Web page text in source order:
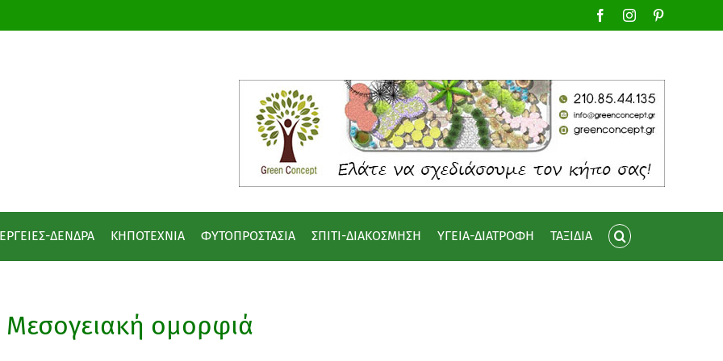
FacebookInstagram
ΔΕΝΔΡΑ ΚΗΠΟΤΕΧΝΙΑ ΦΥΤΟΠΡΟΣΤΑΣΙΑ ΣΠΙΤΙ-ΔΙΑΚΟΣΜΗΣΗ ΥΓΕΙΑ-ΔΙΑΤΡΟΦΗ ΤΑΞΙΔΙΑ
Μεσογειακή ομορφιά